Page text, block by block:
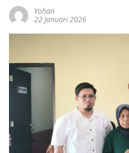
Yohan
22 Januari 2026